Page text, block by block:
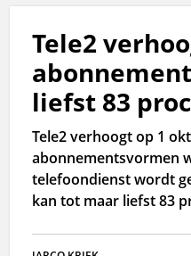
Tele2
liefst 83
Tele2 verhoogt op 1
abonnementsvormen
telefoondienst wordt
kan tot maar liefst 83